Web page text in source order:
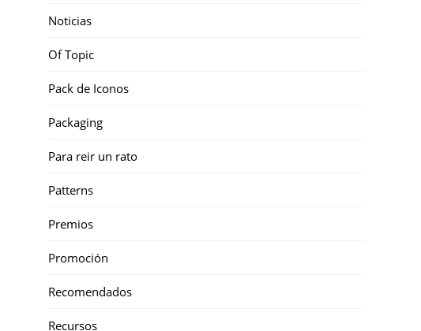
Noticias
Of Topic
Pack de Iconos
Packaging
Para reir un rato
Patterns
Premios
Promoción
Recomendados
Recursos